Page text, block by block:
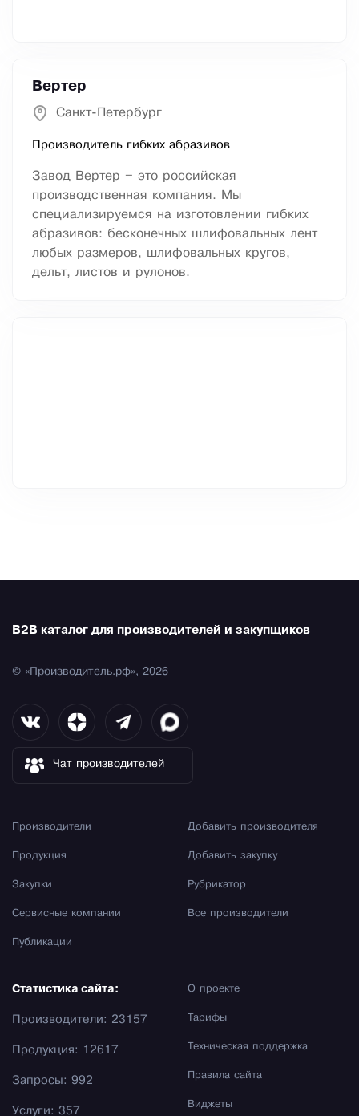
Вертер
Санкт-Петербург
Производитель гибких абразивов
Завод Вертер – это российская
производственная компания. Мы
специализируемся на изготовлении гибких
абразивов: бесконечных шлифовальных лент
любых размеров, шлифовальных кругов,
дельт, листов и рулонов.
B2B каталог для производителей и закупщиков
© «Производитель.рф», 2026
Чат производителей
Производители
Продукция
Закупки
Сервисные компании
Публикации
Добавить производителя
Добавить закупку
Рубрикатор
Все производители
О проекте
Тарифы
Техническая поддержка
Правила сайта
Виджеты
Статистика сайта:
Производители: 23157
Продукция: 12617
Запросы: 992
Услуги: 357